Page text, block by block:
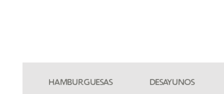
Hamburguesas Desayunos